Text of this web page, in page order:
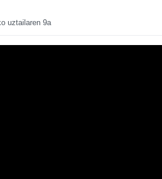
uztailaren 9a